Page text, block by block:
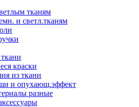
тканям
и светл.тканям
краски
из ткани
и опухающ.эффект
разные